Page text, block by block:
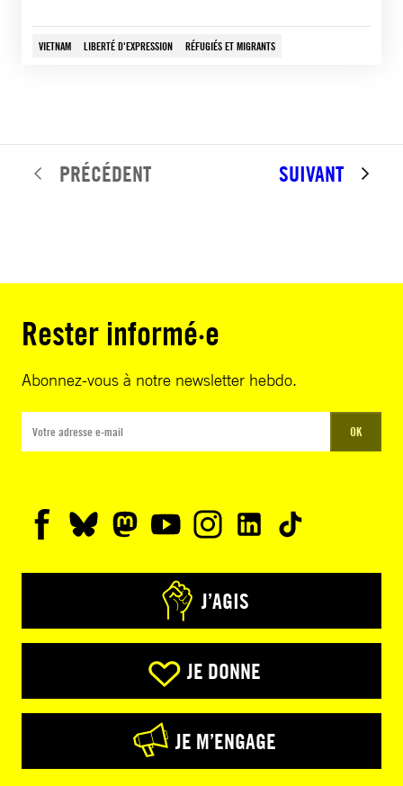
VIETNAM LIBERTÉ D'EXPRESSION RÉFUGIÉS ET MIGRANTS
PRÉCÉDENT SUIVANT
Rester informé·e
Abonnez-vous à notre newsletter hebdo.
OK
J’AGIS
JE DONNE
JE M’ENGAGE